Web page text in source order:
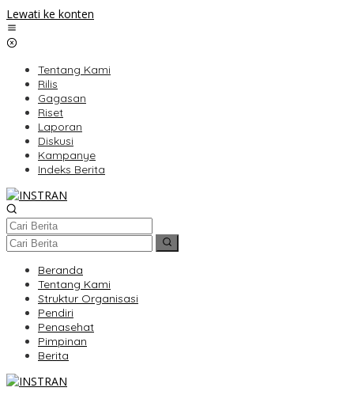
Lewati ke konten
Tentang Kami
Rilis
Gagasan
Riset
Laporan
Diskusi
Kampanye
Indeks Berita
Beranda
Tentang Kami
Struktur Organisasi
Pendiri
Penasehat
Pimpinan
Berita